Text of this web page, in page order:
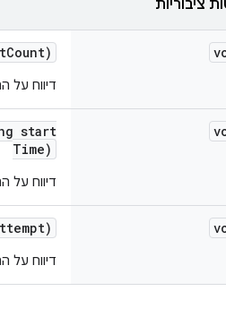
ציבוריות
Count)
דיווח
start
Time)
דיווח
דיווח